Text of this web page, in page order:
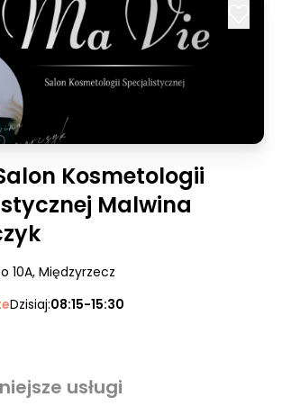
Kosmetologii
Malwina
10A, Międzyrzecz
Dzisiaj:08:15-15:30
usługi